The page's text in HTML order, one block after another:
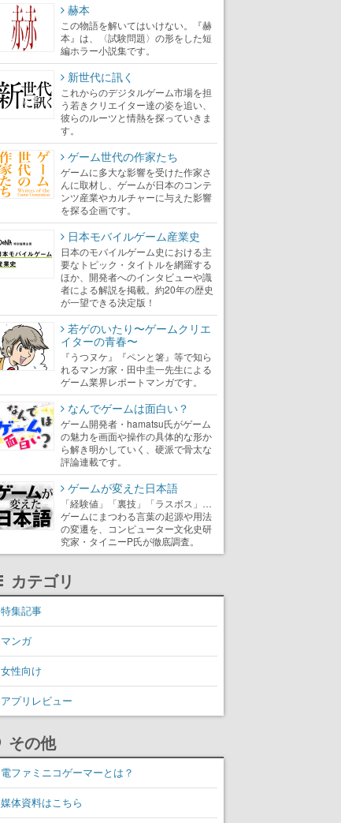
赫本
この物語を解いてはいけない。『赫
本』は、〈試験問題〉の形をした短
編ホラー小説集です。
新世代に訊く
これからのデジタルゲーム市場を担
う若きクリエイター達の姿を追い、
彼らのルーツと情熱を探っていきま
す。
ゲーム世代の作家たち
ゲームに多大な影響を受けた作家さ
んに取材し、ゲームが日本のコンテ
ンツ産業やカルチャーに与えた影響
を探る企画です。
日本モバイルゲーム産業史
日本のモバイルゲーム史における主
要なトピック・タイトルを網羅する
ほか、開発者へのインタビューや識
者による解説を掲載。約20年の歴史
が一望できる決定版！
若ゲのいたり〜ゲームクリエ
イターの青春〜
『うつヌケ』『ペンと箸』等で知ら
れるマンガ家・田中圭一先生による
ゲーム業界レポートマンガです。
なんでゲームは面白い？
ゲーム開発者・hamatsu氏がゲーム
の魅力を画面や操作の具体的な形か
ら解き明かしていく、硬派で骨太な
評論連載です。
ゲームが変えた日本語
「経験値」「裏技」「ラスボス」…
ゲームにまつわる言葉の起源や用法
の変遷を、コンピューター文化史研
究家・タイニーP氏が徹底調査。
カテゴリ
特集記事
マンガ
女性向け
アプリレビュー
その他
電ファミニコゲーマーとは？
媒体資料はこちら